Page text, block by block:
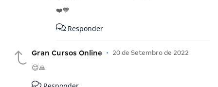
❤️💙
Responder
Gran Cursos Online • 20 de Setembro de 2022
😊🙏